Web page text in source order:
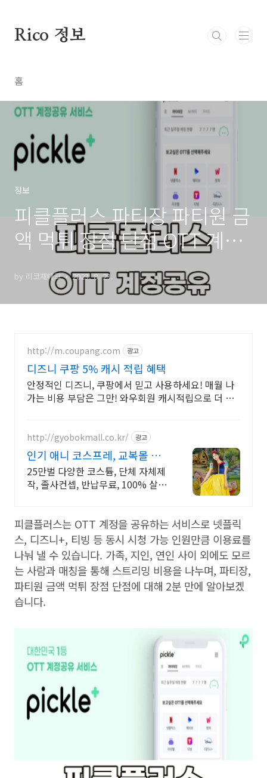
Rico 정보
홈
정보
피클플러스 파티장 파티원 금
액 먹튀 장점 단점 OTT 계정
공유 서비스 2분 만에 알아보
기
by 리코재테크 2023. 8. 23.
http://m.coupang.com 광고
디즈니 쿠팡 5% 캐시 적립 혜택
안정적인 디즈니, 쿠팡에서 믿고 사용하세요! 매월 나
가는 비용 부담은 그만! 와우회원 캐시적립으로 더 알
http://gyobokmall.co.kr/ 광고
인기 애니 코스프레, 교복몰 구
매/대여 70% 특별 할인
25만벌 다양한 코스튬, 단체 자체제
작, 졸사컨셉, 반납무료, 100% 살균
반납 무료
피클플러스는 OTT 계정을 공유하는 서비스로 넷플릭
스, 디즈니+, 티빙 등 동시 시청 가능 인원만큼 이용료를
나눠 낼 수 있습니다. 가족, 지인, 연인 사이 외에도 모르
는 사람과 매칭을 통해 스트리밍 비용을 나누며, 파티장,
파티원 금액 먹튀 장점 단점에 대해 2분 만에 알아보겠
습니다.